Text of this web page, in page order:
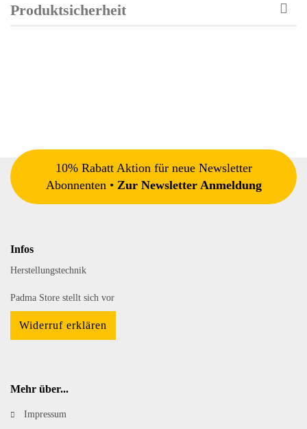
Produktsicherheit
10% Rabatt Aktion für neue Newsletter
Abonnenten • Zur Newsletter Anmeldung
Infos
Herstellungstechnik
Padma Store stellt sich vor
Widerruf erklären
Mehr über...
Impressum